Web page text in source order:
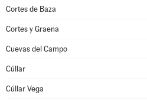
Cortes de Baza
Cortes y Graena
Cuevas del Campo
Cúllar
Cúllar Vega